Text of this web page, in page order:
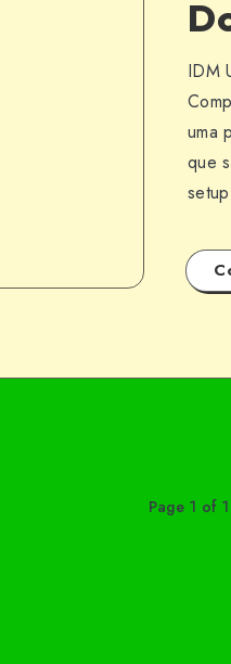
IDM
uma
que
Page 1 of 1